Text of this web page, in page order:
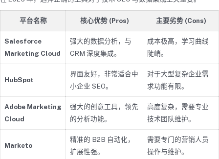
平台名称 核心优势 (Pros) 主要劣势 (Cons)
Salesforce
Marketing Cloud
强大的数据分析，与
CRM 深度集成。
成本极高，学习曲线
陡峭。
HubSpot
界面友好，非常适合中
小企业 SEO。
对于大型复杂企业需
求功能有限。
Adobe Marketing
Cloud
强大的创意工具，领先
的分析功能。
高度复杂，需要专业
技术团队维护。
Marketo
精准的 B2B 自动化，
扩展性强。
需要专门的营销人员
操作与维护。